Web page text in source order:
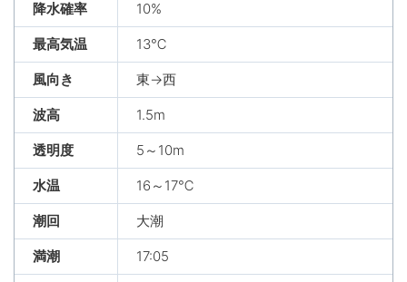
降水確率 10%
最高気温 13℃
風向き 東→西
波高 1.5m
透明度 5～10m
水温 16～17℃
潮回 大潮
満潮 17:05